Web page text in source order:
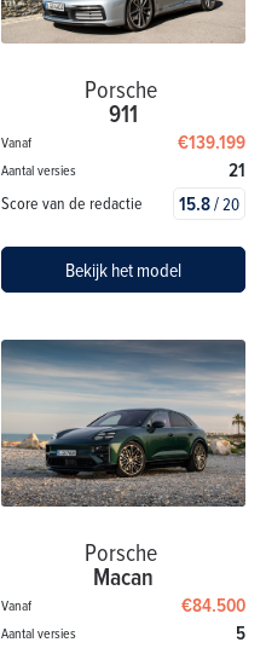
Porsche
911
Vanaf €139.199
Aantal versies 21
Score van de redactie 15.8/20
Bekijk het model
Porsche
Macan
Vanaf €84.500
Aantal versies 5